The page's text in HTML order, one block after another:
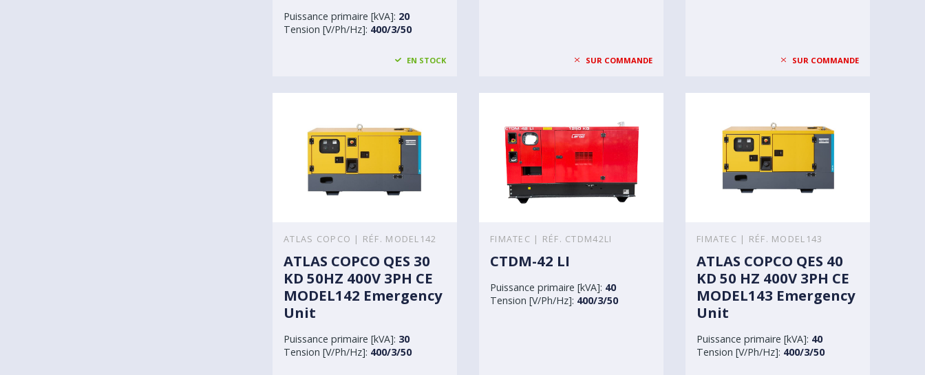
Puissance primaire [kVA]: 20
Tension [V/Ph/Hz]: 400/3/50
EN STOCK SUR COMMANDE SUR COMMANDE
ATLAS COPCO | RÉF. MODEL142
ATLAS COPCO QES 30
KD 50HZ 400V 3PH CE
MODEL142 Emergency
Unit
Puissance primaire [kVA]: 30
Tension [V/Ph/Hz]: 400/3/50
FIMATEC | RÉF. CTDM42LI
CTDM-42 LI
Puissance primaire [kVA]: 40
Tension [V/Ph/Hz]: 400/3/50
FIMATEC | RÉF. MODEL143
ATLAS COPCO QES 40
KD 50 HZ 400V 3PH CE
MODEL143 Emergency
Unit
Puissance primaire [kVA]: 40
Tension [V/Ph/Hz]: 400/3/50